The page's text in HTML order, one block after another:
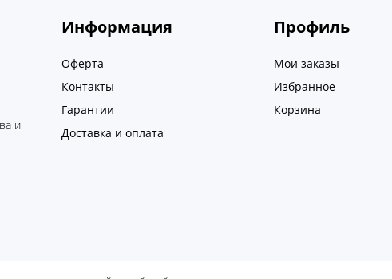
и
Информация
Оферта
Контакты
Гарантии
Доставка и оплата
Профиль
Мои заказы
Избранное
Корзина